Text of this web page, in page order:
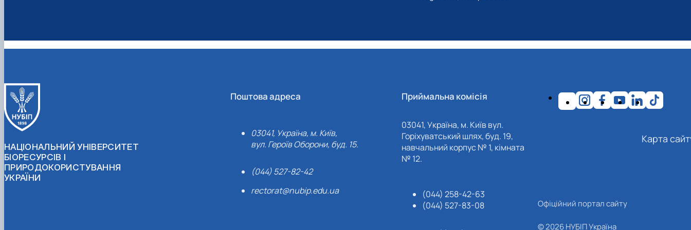
НАЦІОНАЛЬНИЙ УНІВЕРСИТЕТ
БІОРЕСУРСІВ І
ПРИРОДОКОРИСТУВАННЯ
УКРАЇНИ
Поштова адреса
03041, Україна, м. Київ,
вул. Героїв Оборони, буд. 15.
(044) 527-82-42
rectorat@nubip.edu.ua
Приймальна комісія
03041, Україна, м. Київ вул.
Горіхуватський шлях, буд. 19,
навчальний корпус № 1, кімната
№ 12.
(044) 258-42-63
(044) 527-83-08
Карта
Офіційний портал сайту
© 2026 НУБІП Україна